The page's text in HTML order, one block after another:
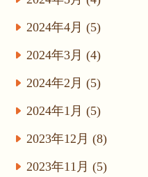
2024年4月 (5)
2024年3月 (4)
2024年2月 (5)
2024年1月 (5)
2023年12月 (8)
2023年11月 (5)